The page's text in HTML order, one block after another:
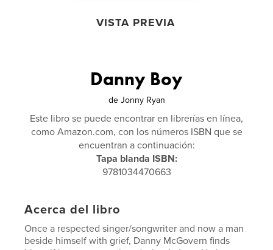
VISTA PREVIA
Danny Boy
de Jonny Ryan
Este libro se puede encontrar en librerías en línea,
como Amazon.com, con los números ISBN que se
encuentran a continuación:
Tapa blanda ISBN:
9781034470663
Acerca del libro
Once a respected singer/songwriter and now a man
beside himself with grief, Danny McGovern finds